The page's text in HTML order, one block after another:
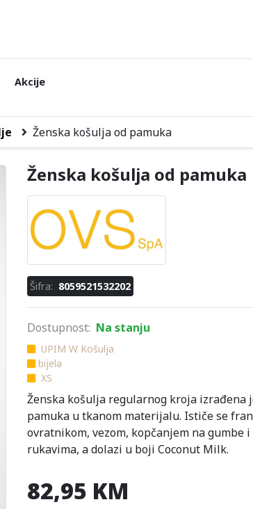
Akcije
Ženska košulja od pamuka
Ženska košulja od pamuka
Šifra: 8059521532202
Dostupnost: Na stanju
UPIM W Košulja
bijela
XS
Ženska košulja regularnog kroja izrađena
pamuka u tkanom materijalu. Ističe se
ovratnikom, vezom, kopčanjem na gumbe
rukavima, a dolazi u boji Coconut Milk.
82,95 KM